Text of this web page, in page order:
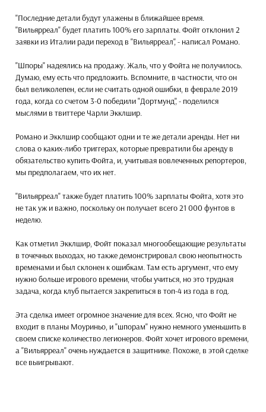
"Последние детали будут улажены в ближайшее время.
"Вильярреал" будет платить 100% его зарплаты. Фойт отклонил 2
заявки из Италии ради переход в "Вильярреал", - написал Романо.
"Шпоры" надеялись на продажу. Жаль, что у Фойта не получилось.
Думаю, ему есть что предложить. Вспомните, в частности, что он
был великолепен, если не считать одной ошибки, в феврале 2019
года, когда со счетом 3-0 победили "Дортмунд", - поделился
мыслями в твиттере Чарли Экклшир.
Романо и Экклшир сообщают одни и те же детали аренды. Нет ни
слова о каких-либо триггерах, которые превратили бы аренду в
обязательство купить Фойта, и, учитывая вовлеченных репортеров,
мы предполагаем, что их нет.
"Вильярреал" также будет платить 100% зарплаты Фойта, хотя это
не так уж и важно, поскольку он получает всего 21 000 фунтов в
неделю.
Как отметил Экклшир, Фойт показал многообещающие результаты
в точечных выходах, но также демонстрировал свою неопытность
временами и был склонен к ошибкам. Там есть аргумент, что ему
нужно больше игрового времени, чтобы учиться, но это трудная
задача, когда клуб пытается закрепиться в топ-4 из года в год.
Эта сделка имеет огромное значение для всех. Ясно, что Фойт не
входит в планы Моуриньо, и "шпорам" нужно немного уменьшить в
своем списке количество легионеров. Фойт хочет игрового времени,
а "Вильярреал" очень нуждается в защитнике. Похоже, в этой сделке
все выигрывают.